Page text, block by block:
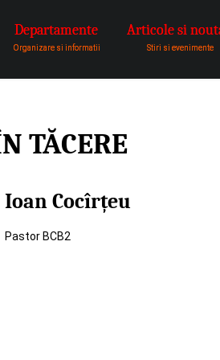
a fi vocea
Departamente
Organizare si informatii
Articole si
Stiri si evenimente
TĂCERE
Ioan Cocîrțeu
Pastor BCB2